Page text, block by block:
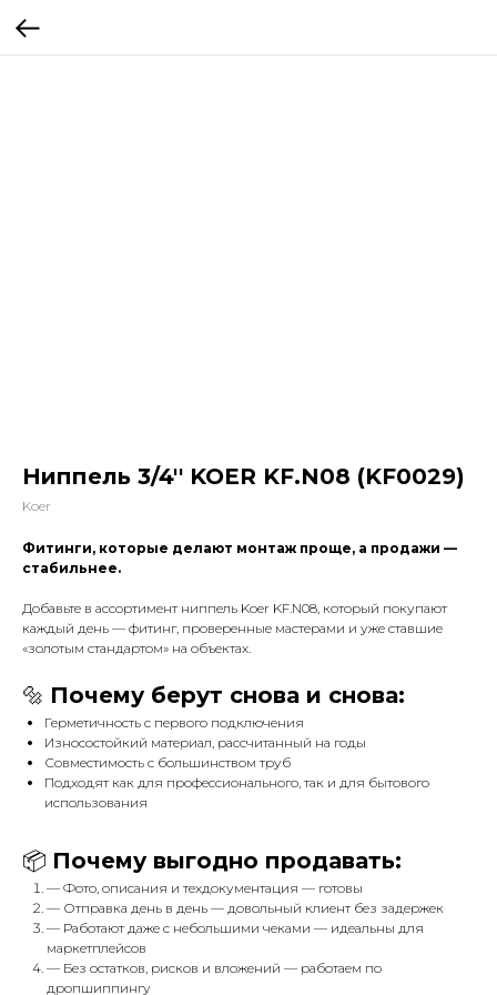
Ниппель 3/4'' KOER KF.N08 (KF0029)
Koer
Фитинги, которые делают монтаж проще, а продажи —
стабильнее.
Добавьте в ассортимент ниппель Koer KF.N08, который покупают
каждый день — фитинг, проверенные мастерами и уже ставшие
«золотым стандартом» на объектах.
🔩 Почему берут снова и снова:
Герметичность с первого подключения
Износостойкий материал, рассчитанный на годы
Совместимость с большинством труб
Подходят как для профессионального, так и для бытового
использования
📦 Почему выгодно продавать:
— Фото, описания и техдокументация — готовы
— Отправка день в день — довольный клиент без задержек
— Работают даже с небольшими чеками — идеальны для
маркетплейсов
— Без остатков, рисков и вложений — работаем по
дропшиппингу